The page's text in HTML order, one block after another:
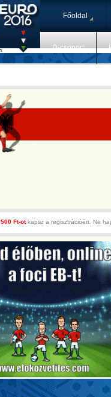
Főoldal
D-csoport
500 Ft-otkapsz a regisztrációért. Ne